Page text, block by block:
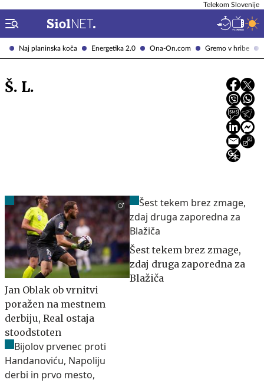
Naj planinska koča Energetika 2.0 Ona-On.com Gremo v hribe
Telekom Slovenije
Š. L.
Jan Oblak ob vrnitvi
poražen na mestnem
derbiju, Real ostaja
stoodstoten
Šest tekem brez zmage,
zdaj druga zaporedna za
Blažiča